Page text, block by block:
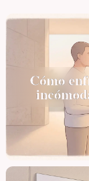
Cómo